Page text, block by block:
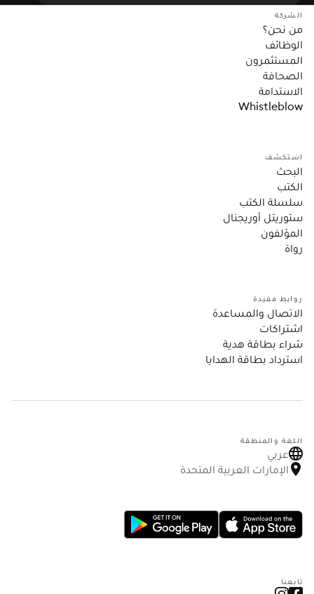
الشركة
من نحن؟
الوظائف
المستثمرون
الصحافة
الاستدامة
Whistleblow
استكشف
البحث
الكتب
سلسلة الكتب
ستوريتل أوريجنال
المؤلفون
رواة
روابط مفيدة
الاتصال والمساعدة
اشتراكات
شراء بطاقة هدية
استرداد بطاقة الهدايا
اللغة والمنطقة
عربي
الإمارات العربية المتحدة
تابعنا